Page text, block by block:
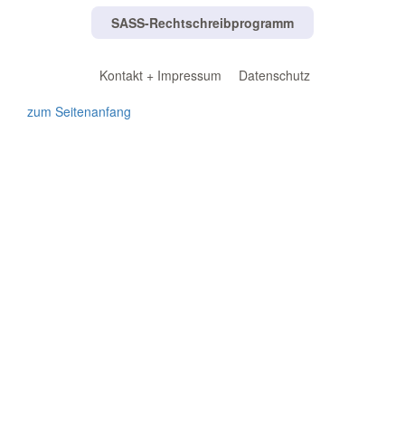
SASS-Rechtschreibprogramm
Kontakt + Impressum
Datenschutz
zum Seitenanfang